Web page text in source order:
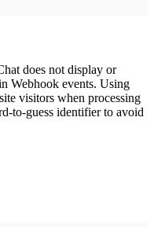
does not display or
Webhook events. Using
visitors when processing
to-guess identifier to avoid